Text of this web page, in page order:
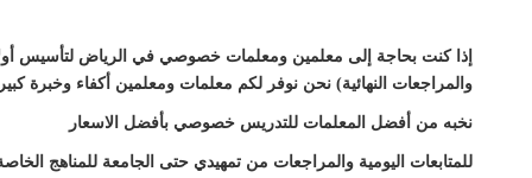
إذا كنت بحاجة إلى معلمين ومعلمات خصوصي في الرياض لتأسيس
والمراجعات النهائية) نحن نوفر لكم معلمات ومعلمين أكفاء وخبرة
نخبه من أفضل المعلمات للتدريس خصوصي بأفضل الاسعار
للمتابعات اليومية والمراجعات من تمهيدي حتى الجامعة للمناهج